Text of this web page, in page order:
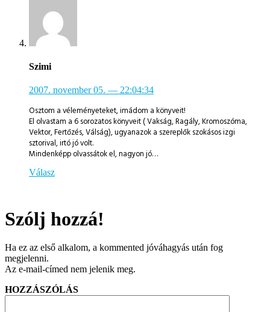
Szimi
2007. november 05. — 22:04:34
Osztom a véleményeteket, imádom a könyveit!
El olvastam a 6 sorozatos könyveit ( Vakság, Ragály, Kromoszóma,
Vektor, Fertőzés, Válság), ugyanazok a szereplők szokásos izgi
sztorival, irtó jó volt.
Mindenképp olvassátok el, nagyon jó…
Válasz
Szólj hozzá!
Ha ez az első alkalom, a kommented jóváhagyás után fog
megjelenni.
Az e-mail-címed nem jelenik meg.
HOZZÁSZÓLÁS